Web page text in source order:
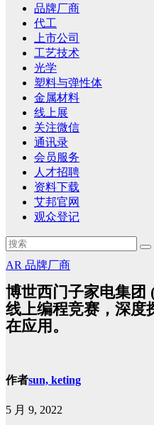
品牌厂商
代工
上市公司
工艺技术
光学
塑料与弹性体
金属材料
线上展
关注微信
通讯录
会员服务
人才招聘
资料下载
艾邦官网
观众登记
AR 品牌厂商
博世西门子家电集团
线上编程竞赛，深度
在应用。
作者sun, keting
5 月 9, 2022